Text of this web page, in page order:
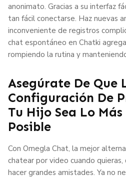
anonimato. Gracias a su interfaz
tan fácil conectarse. Haz nuevas
inconveniente de registros
chat espontáneo en Chatki
rompiendo la rutina y
Asegúrate De Que
Configuración De
Tu Hijo Sea Lo
Posible
Con Omegla Chat, la mejor
chatear por video cuando
hacer grandes amistades. Ya no